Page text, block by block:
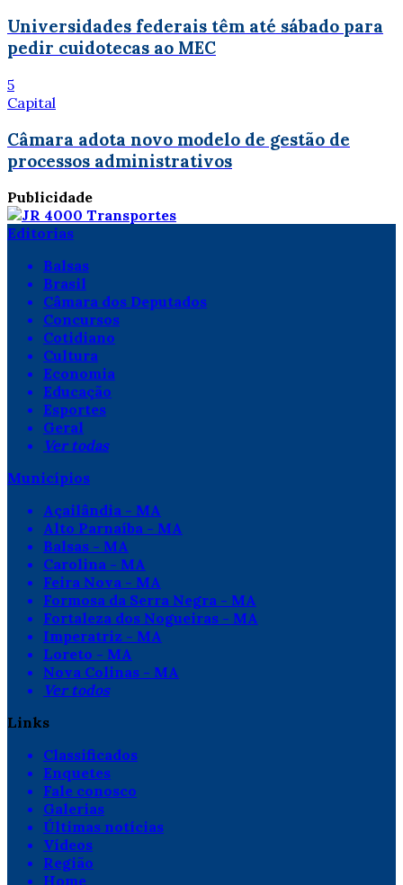
Universidades federais têm até sábado para
pedir cuidotecas ao MEC
5
Capital
Câmara adota novo modelo de gestão de
processos administrativos
Publicidade
Editorias
Balsas
Brasil
Câmara dos Deputados
Concursos
Cotidiano
Cultura
Economia
Educação
Esportes
Geral
Ver todas
Municípios
Açailândia - MA
Alto Parnaíba - MA
Balsas - MA
Carolina - MA
Feira Nova - MA
Formosa da Serra Negra - MA
Fortaleza dos Nogueiras - MA
Imperatriz - MA
Loreto - MA
Nova Colinas - MA
Ver todos
Links
Classificados
Enquetes
Fale conosco
Galerias
Últimas notícias
Vídeos
Região
Home